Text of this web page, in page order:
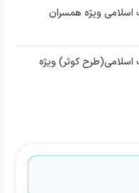
ویژه همسران
کوثر) ویژه